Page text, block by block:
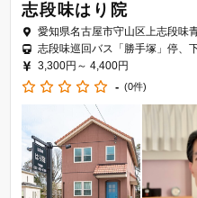
志段味はり院
愛知県名古屋市守山区上志段味
志段味巡回バス「勝手塚」停、
3,300円～ 4,400円
- (0件)